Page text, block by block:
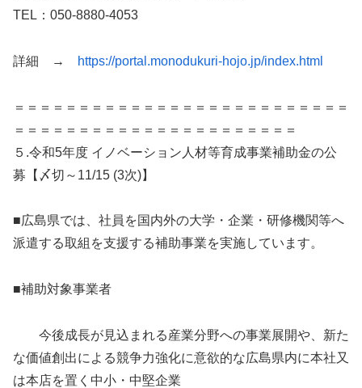
TEL：050-8880-4053
詳細 → https://portal.monodukuri-hojo.jp/index.html
＝＝＝＝＝＝＝＝＝＝＝＝＝＝＝＝＝＝＝＝＝＝＝＝＝＝
＝＝＝＝＝＝＝＝＝＝＝＝＝＝＝＝＝＝＝＝＝＝
５.令和5年度 イノベーション人材等育成事業補助金の公
募【〆切～11/15 (3次)】
■広島県では、社員を国内外の大学・企業・研修機関等へ
派遣する取組を支援する補助事業を実施しています。
■補助対象事業者
今後成長が見込まれる産業分野への事業展開や、新た
な価値創出による競争力強化に意欲的な広島県内に本社又
は本店を置く中小・中堅企業